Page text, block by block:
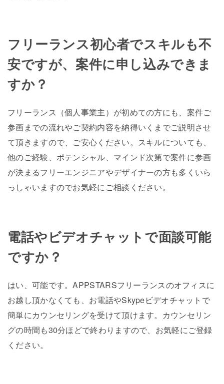
フリーランス初心者でスキルも不
安ですが、案件に申し込みできま
すか？
フリーランス（個人事業主）が初めての方にも、案件ご
参画までの流れやご契約内容を納得いくまでご説明させ
て頂きますので、ご安心ください。スキルについても、
他のご経験、ポテンシャル、マインド次第で案件に参画
が決まるフリーエンジニアやデザイナーの方も多くいら
っしゃいますのでお気軽にご相談ください。
電話やビデオチャットで面談可能
ですか？
はい、可能です。APPSTARSフリーランスのオフィスに
お越し頂かなくても、お電話やSkypeビデオチャットで
簡単にカウンセリングを受けて頂けます。カウンセリン
グの時間も30分ほどで終わりますので、お気軽にご登録
ください。